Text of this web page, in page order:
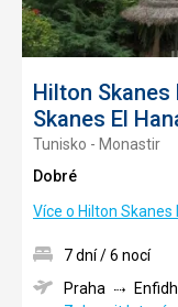
Hilton Skanes
Skanes El
Tunisko - Monastir
Dobré
7 dní / 6 nocí
Praha